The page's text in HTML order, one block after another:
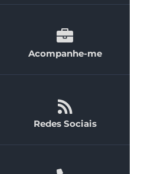
Acompanhe-me
Redes Sociais